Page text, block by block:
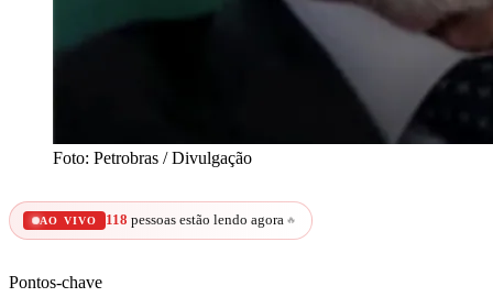
Foto: Petrobras / Divulgação
AO VIVO 118 pessoas estão lendo agora 🔥
Pontos-chave